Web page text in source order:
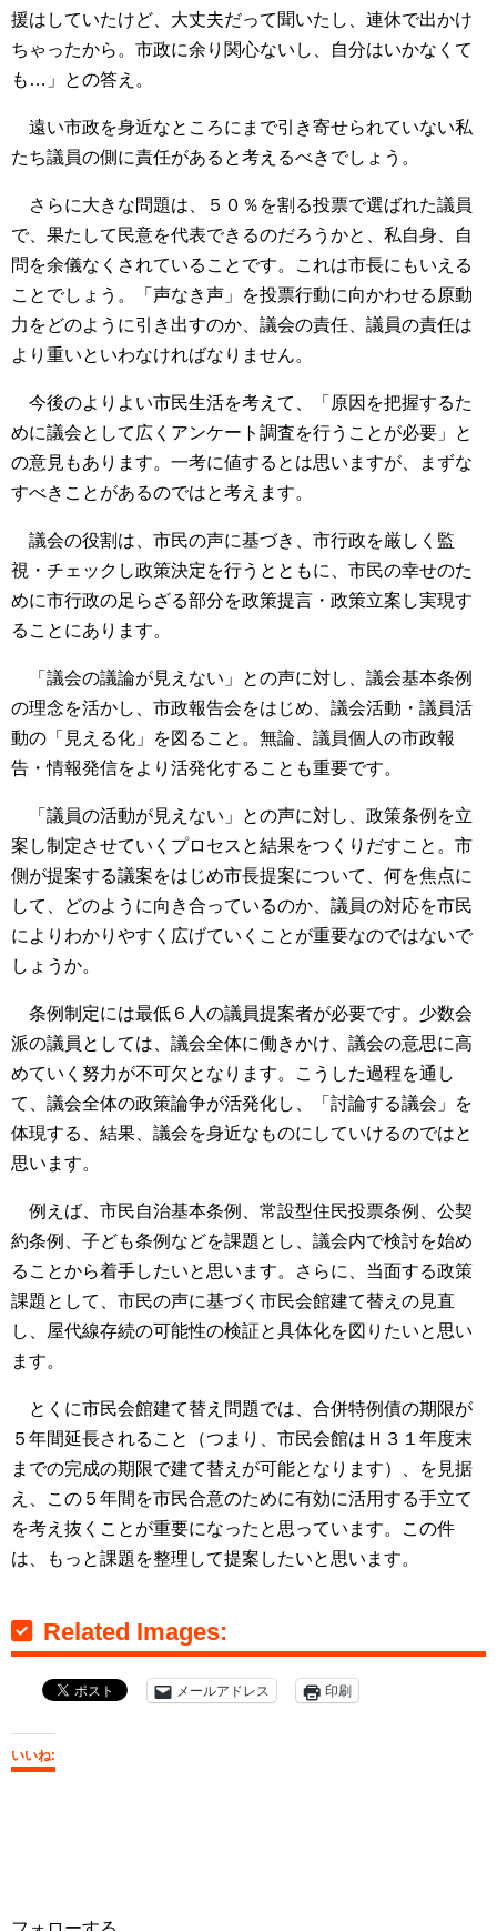
援はしていたけど、大丈夫だって聞いたし、連休で出かけ
ちゃったから。市政に余り関心ないし、自分はいかなくて
も…」との答え。
遠い市政を身近なところにまで引き寄せられていない私
たち議員の側に責任があると考えるべきでしょう。
さらに大きな問題は、５０％を割る投票で選ばれた議員
で、果たして民意を代表できるのだろうかと、私自身、自
問を余儀なくされていることです。これは市長にもいえる
ことでしょう。「声なき声」を投票行動に向かわせる原動
力をどのように引き出すのか、議会の責任、議員の責任は
より重いといわなければなりません。
今後のよりよい市民生活を考えて、「原因を把握するた
めに議会として広くアンケート調査を行うことが必要」と
の意見もあります。一考に値するとは思いますが、まずな
すべきことがあるのではと考えます。
議会の役割は、市民の声に基づき、市行政を厳しく監
視・チェックし政策決定を行うとともに、市民の幸せのた
めに市行政の足らざる部分を政策提言・政策立案し実現す
ることにあります。
「議会の議論が見えない」との声に対し、議会基本条例
の理念を活かし、市政報告会をはじめ、議会活動・議員活
動の「見える化」を図ること。無論、議員個人の市政報
告・情報発信をより活発化することも重要です。
「議員の活動が見えない」との声に対し、政策条例を立
案し制定させていくプロセスと結果をつくりだすこと。市
側が提案する議案をはじめ市長提案について、何を焦点に
して、どのように向き合っているのか、議員の対応を市民
によりわかりやすく広げていくことが重要なのではないで
しょうか。
条例制定には最低６人の議員提案者が必要です。少数会
派の議員としては、議会全体に働きかけ、議会の意思に高
めていく努力が不可欠となります。こうした過程を通し
て、議会全体の政策論争が活発化し、「討論する議会」を
体現する、結果、議会を身近なものにしていけるのではと
思います。
例えば、市民自治基本条例、常設型住民投票条例、公契
約条例、子ども条例などを課題とし、議会内で検討を始め
ることから着手したいと思います。さらに、当面する政策
課題として、市民の声に基づく市民会館建て替えの見直
し、屋代線存続の可能性の検証と具体化を図りたいと思い
ます。
とくに市民会館建て替え問題では、合併特例債の期限が
５年間延長されること（つまり、市民会館はＨ３１年度末
までの完成の期限で建て替えが可能となります）、を見据
え、この５年間を市民合意のために有効に活用する手立て
を考え抜くことが重要になったと思っています。この件
は、もっと課題を整理して提案したいと思います。
Related Images:
メールアドレス 印刷
いいね: